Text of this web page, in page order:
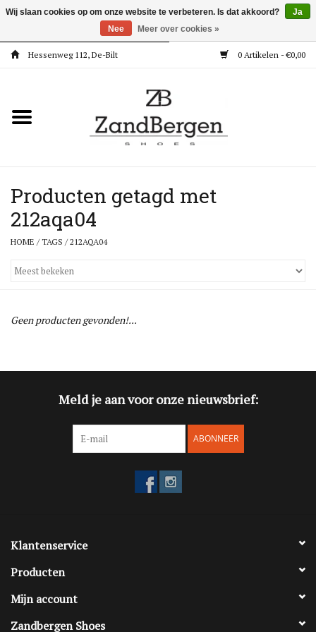
Hessenweg 112, De-Bilt 0 Artikelen - €0,00
Kleding
Meisjes
Jongens
Accessoires
Producten getagd met
212aqa04
HOME /TAGS /212AQA04
Geen producten gevonden!...
Meld je aan voor onze nieuwsbrief:
ABONNEER
Klantenservice
Producten
Mijn account
Zandbergen Shoes
Wij slaan cookies op om onze website te verbeteren. Is dat akkoord?
Ja
Nee
Meer over cookies »